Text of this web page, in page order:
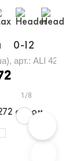
0-12
арт.: ALI
1/8